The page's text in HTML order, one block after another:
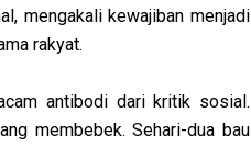
mengakali kewajiban menjadi
rakyat.
antibodi dari kritik sosial.
membebek. Sehari-dua bau